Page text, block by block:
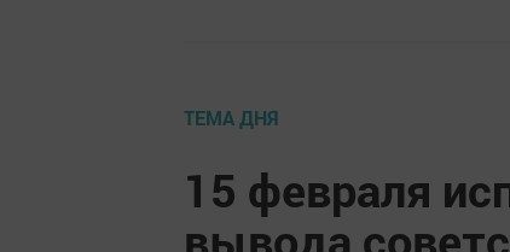
ТЕМА ДНЯ
15 февраля
вывода